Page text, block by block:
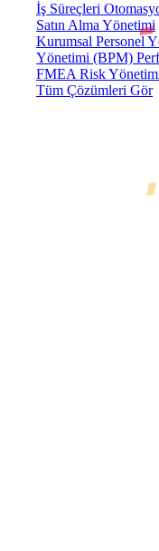
İş Süreçleri
Satın Alma Yönetimi
Kurumsal Personel
Yönetimi (BPM)
FMEA Risk
Tüm Çözümleri Gör